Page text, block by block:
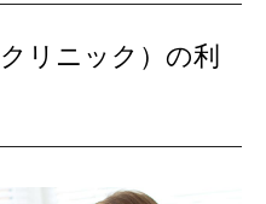
リニック）の利